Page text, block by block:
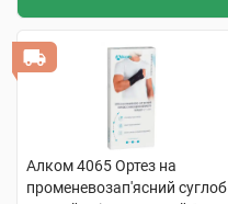
Алком 4065 Ортез на
променевозап'ясний суглоб